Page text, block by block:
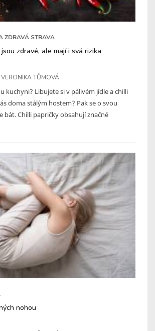
ZDRAVÁ STRAVA
zdravé, ale mají i svá rizika
VERONIKA TŮMOVÁ
kuchyni? Libujete si v pálivém jídle a chilli
doma stálým hostem? Pak se o svou
bát. Chilli papričky obsahují značné
nohou